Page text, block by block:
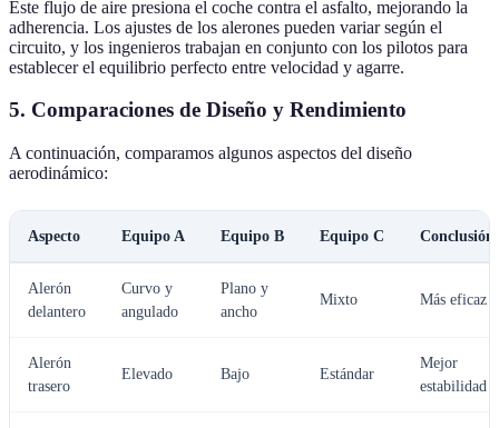
Este flujo de aire presiona el coche contra el asfalto, mejorando la
adherencia. Los ajustes de los alerones pueden variar según el
circuito, y los ingenieros trabajan en conjunto con los pilotos para
establecer el equilibrio perfecto entre velocidad y agarre.
5. Comparaciones de Diseño y Rendimiento
A continuación, comparamos algunos aspectos del diseño
aerodinámico:
Aspecto Equipo A Equipo B Equipo C Conclusión
Alerón
delantero
Curvo y
angulado
Plano y
ancho
Mixto Más eficaz
Alerón
trasero
Elevado Bajo Estándar
Mejor
estabilidad